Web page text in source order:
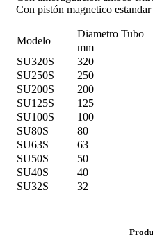
Con pistón magnetico estandar
Modelo
Diametro Tubo
mm
SU320S
320
SU250S
250
SU200S
200
SU125S
125
SU100S
100
SU80S
80
SU63S
63
SU50S
50
SU40S
40
SU32S
32